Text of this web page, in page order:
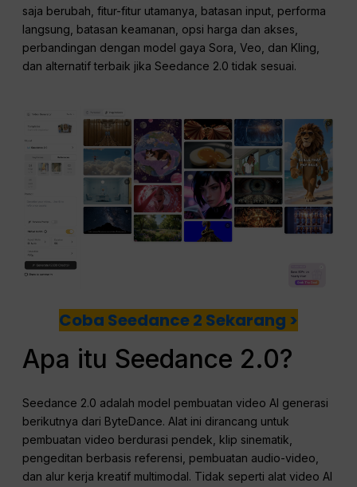
saja berubah, fitur-fitur utamanya, batasan input, performa
langsung, batasan keamanan, opsi harga dan akses,
perbandingan dengan model gaya Sora, Veo, dan Kling,
dan alternatif terbaik jika Seedance 2.0 tidak sesuai.
Coba Seedance 2 Sekarang >
Apa itu Seedance 2.0?
Seedance 2.0 adalah model pembuatan video AI generasi
berikutnya dari ByteDance. Alat ini dirancang untuk
pembuatan video berdurasi pendek, klip sinematik,
pengeditan berbasis referensi, pembuatan audio-video,
dan alur kerja kreatif multimodal. Tidak seperti alat video AI